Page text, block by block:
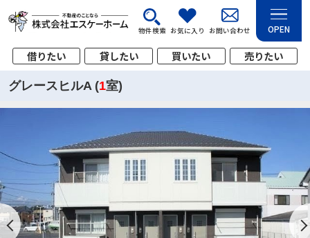
物件検索 お気に入り お問い合わせ OPEN
借りたい 貸したい 買いたい 売りたい
グレースヒルA (1室)